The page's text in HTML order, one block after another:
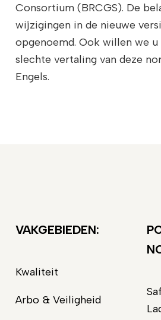
Consortium (BRCGS). De
wijzigingen in de nieuwe
opgenoemd. Ook willen we
slechte vertaling van deze
Engels.
VAKGEBIEDEN:
Kwaliteit
Arbo & Veiligheid